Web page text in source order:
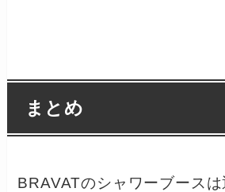
まとめ
BRAVATのシャワーブース